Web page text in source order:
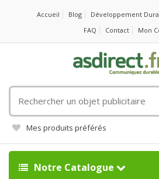
Accueil Blog Développement
FAQ
Contact Mon
un
objet
publicitaire
Mes produits préférés
Notre Catalogue